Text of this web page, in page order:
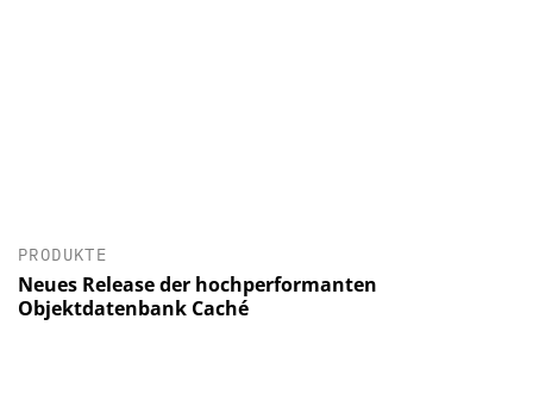
PRODUKTE
Neues Release der hochperformanten
Objektdatenbank Caché